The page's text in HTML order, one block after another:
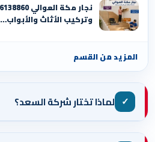
وتركيب الأثاث والأبواب…
المزيد من القسم
✓ لماذا تختار شركة السعد؟